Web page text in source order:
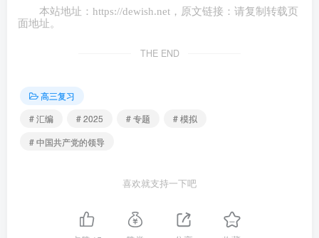
①实事求是是我国不断取得历史性成就的强大动力
③经济社会每次重大发展变革一定都伴随着理念更新
A.①③ B.①④ C.②④ D.②③
【答案】C
本站地址： https://dewish.net ，原文链接：请复制转载页
面地址。
THE END
高三复习
# 汇编
# 2025 # 专题
# 模拟
# 中国共产党的领导
喜欢就支持一下吧